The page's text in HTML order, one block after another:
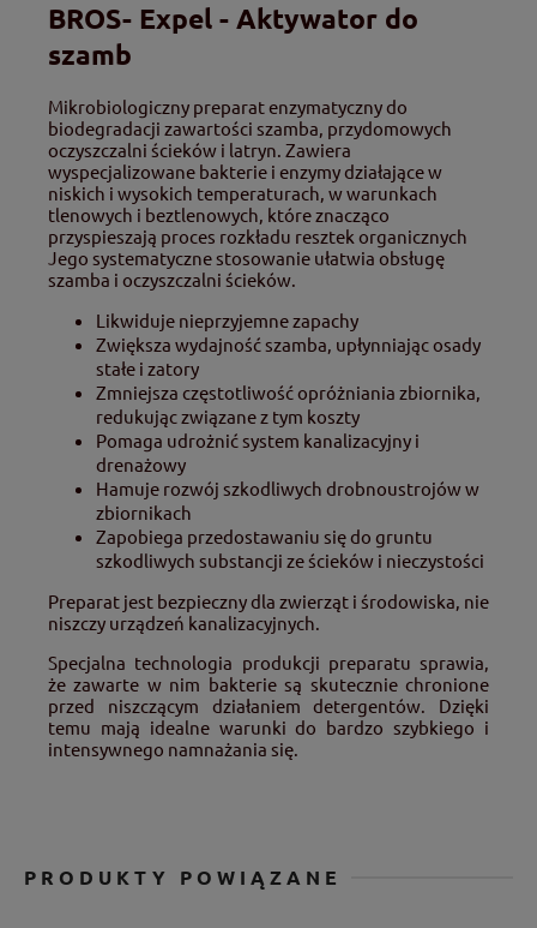
BROS- Expel - Aktywator do
szamb
Mikrobiologiczny preparat enzymatyczny do
biodegradacji zawartości szamba, przydomowych
oczyszczalni ścieków i latryn. Zawiera
wyspecjalizowane bakterie i enzymy działające w
niskich i wysokich temperaturach, w warunkach
tlenowych i beztlenowych, które znacząco
przyspieszają proces rozkładu resztek organicznych
Jego systematyczne stosowanie ułatwia obsługę
szamba i oczyszczalni ścieków.
Likwiduje nieprzyjemne zapachy
Zwiększa wydajność szamba, upłynniając osady
stałe i zatory
Zmniejsza częstotliwość opróżniania zbiornika,
redukując związane z tym koszty
Pomaga udrożnić system kanalizacyjny i
drenażowy
Hamuje rozwój szkodliwych drobnoustrojów w
zbiornikach
Zapobiega przedostawaniu się do gruntu
szkodliwych substancji ze ścieków i nieczystości
Preparat jest bezpieczny dla zwierząt i środowiska, nie
niszczy urządzeń kanalizacyjnych.
Specjalna technologia produkcji preparatu sprawia,
że zawarte w nim bakterie są skutecznie chronione
przed niszczącym działaniem detergentów. Dzięki
temu mają idealne warunki do bardzo szybkiego i
intensywnego namnażania się.
PRODUKTY POWIĄZANE